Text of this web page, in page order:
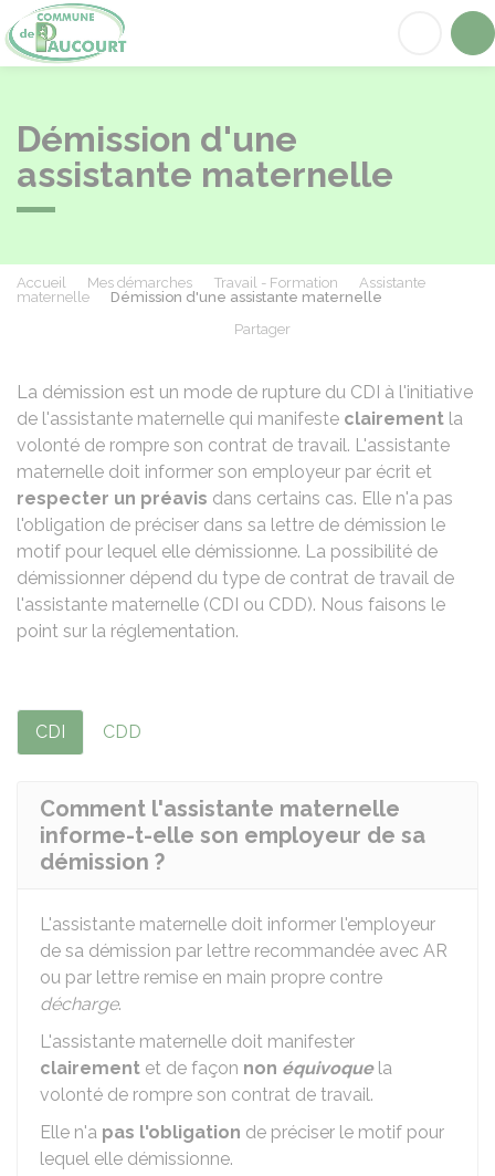
Démission d'une
assistante maternelle
Accueil Mes démarches Travail - Formation
Assistante
maternelle
Démission d'une assistante maternelle
Partager
La démission est un mode de rupture du CDI à l'initiative
de l'assistante maternelle qui manifeste clairement la
volonté de rompre son contrat de travail. L'assistante
maternelle doit informer son employeur par écrit et
respecter un préavis dans certains cas. Elle n'a pas
l'obligation de préciser dans sa lettre de démission le
motif pour lequel elle démissionne. La possibilité de
démissionner dépend du type de contrat de travail de
l'assistante maternelle (CDI ou CDD). Nous faisons le
point sur la réglementation.
CDI CDD
Comment l'assistante maternelle
informe-t-elle son employeur de sa
démission ?
L'assistante maternelle doit informer l'employeur
de sa démission par lettre recommandée avec AR
ou par lettre remise en main propre contre
décharge.
L'assistante maternelle doit manifester
clairement et de façon non équivoquela
volonté de rompre son contrat de travail.
Elle n'a pas l'obligation de préciser le motif pour
lequel elle démissionne.